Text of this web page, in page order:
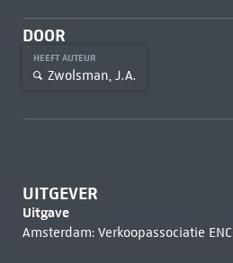
DOOR
HEEFT AUTEUR
Zwolsman, J.A.
UITGEVER
Uitgave
Amsterdam: Verkoopassociatie